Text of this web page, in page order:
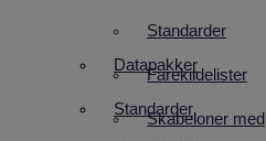
Standarder
Farekildelister
Skabeloner med
Datapakker
Standarder